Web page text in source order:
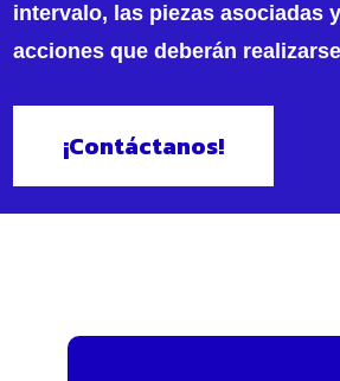
intervalo, las piezas asociadas
acciones que deberán
¡Contáctanos!